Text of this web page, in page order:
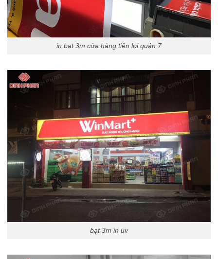
in bạt 3m cửa hàng tiện lợi quận 7
bạt 3m in uv